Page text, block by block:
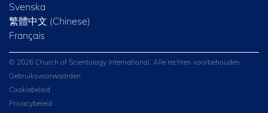
Svenska
繁體中文 (Chinese)
Français
© 2026 Church of Scientology International. Alle rechten voorbehouden.
Gebruiksvoorwaarden
Cookiebeleid
Privacybeleid